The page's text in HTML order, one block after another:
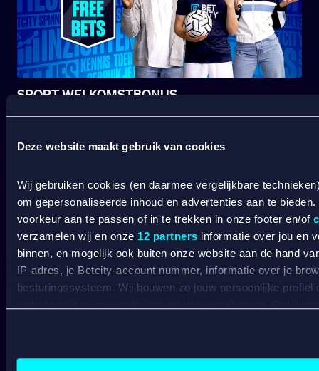
Deze website maakt gebruik van cookies
Wij gebruiken cookies (en daarmee vergelijkbare
om gepersonaliseerde inhoud en advertenties aan te
voorkeur aan te passen of in te trekken in onze footer en/of
verzamelen wij en onze 12 partners informatie over jou en
binnen, en mogelijk ook buiten onze website aan de hand
IP-adres, je Betcity-account nummer, informatie over je
besturingssysteem. Wij bouwen zo jouw persoonlijke profiel
SPORT WELKOMSTBONUS
Wat kost gokken jou? Stop op tijd. 18+
BETCITY
SPORTSBOOK
Wedden op sport
Wedden op voetbal
Wedden op Eredivisie